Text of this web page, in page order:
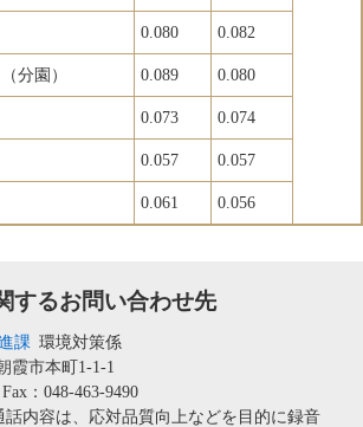
0.080 0.082
分園） 0.089 0.080
0.073 0.074
0.057 0.057
0.061 0.056
するお問い合わせ先
課 環境対策係
霞市本町1-1-1
Fax：048-463-9490
内容は、応対品質向上などを目的に録音